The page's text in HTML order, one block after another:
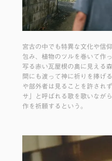
宮古の中でも特異な文化や信
包み、植物のツルを巻いて作
写る赤い瓦屋根の奥に見える
間にも渡って神に祈りを捧げ
や部外者は見ることを許され
サ」と呼ばれる歌を歌いなが
作を祈願するという。